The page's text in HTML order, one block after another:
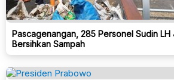
Pascagenangan, 285 Personel Sudin LH
Bersihkan Sampah